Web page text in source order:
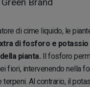
Brand
di cime liquido, le
di fosforo e
pianta. Il fosforo
fiori, intervenendo nella
terpeni. Al contrario, il